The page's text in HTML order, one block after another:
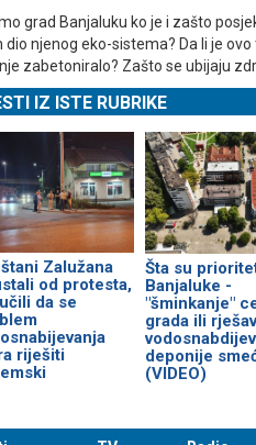
grad Banjaluku ko je i zašto
dio njenog eko-sistema? ️Da li je
zabetoniralo? Zašto se ubijaju
IZ ISTE RUBRIKE
Zalužana
od protesta,
da se
riješiti
Šta su
Banjaluke -
"šminkanje"
grada ili
deponije
(VIDEO)